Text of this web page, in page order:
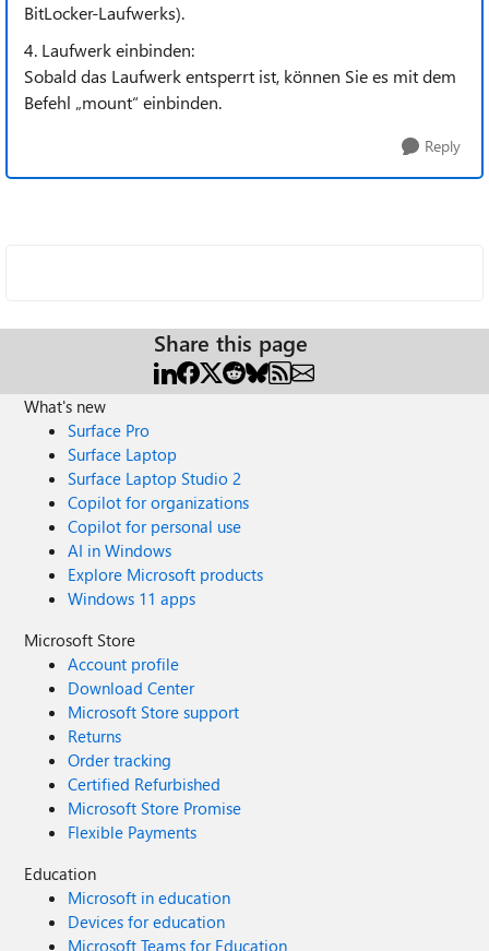
BitLocker-Laufwerks).
4. Laufwerk einbinden:
Sobald das Laufwerk entsperrt ist, können Sie es mit dem
Befehl „mount“ einbinden.
Reply
Share this page
What's new
Surface Pro
Surface Laptop
Surface Laptop Studio 2
Copilot for organizations
Copilot for personal use
AI in Windows
Explore Microsoft products
Windows 11 apps
Microsoft Store
Account profile
Download Center
Microsoft Store support
Returns
Order tracking
Certified Refurbished
Microsoft Store Promise
Flexible Payments
Education
Microsoft in education
Devices for education
Microsoft Teams for Education